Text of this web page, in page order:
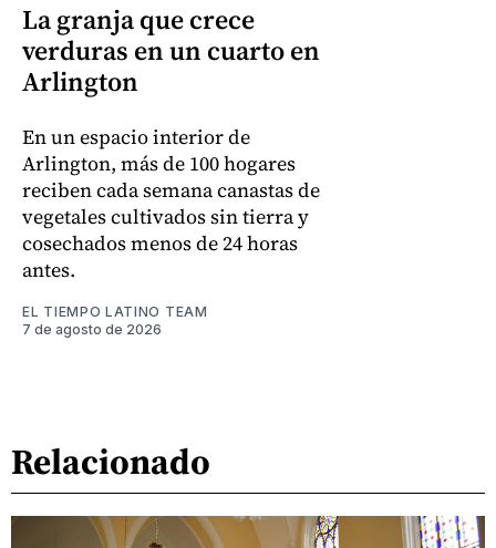
La granja que crece
verduras en un cuarto en
Arlington
En un espacio interior de
Arlington, más de 100 hogares
reciben cada semana canastas de
vegetales cultivados sin tierra y
cosechados menos de 24 horas
antes.
EL TIEMPO LATINO TEAM
7 de agosto de 2026
Relacionado